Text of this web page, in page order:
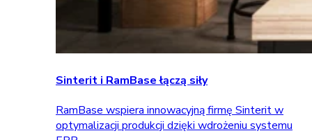
Sinterit i RamBase łączą siły
RamBase wspiera innowacyjną firmę Sinterit w
optymalizacji produkcji dzięki wdrożeniu systemu